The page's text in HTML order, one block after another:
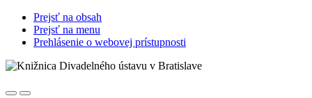
Prejsť na obsah
Prejsť na menu
Prehlásenie o webovej prístupnosti